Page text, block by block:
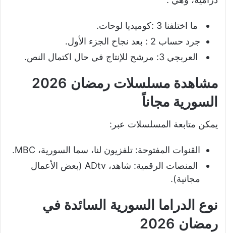
ما اختلفنا 3 :كوميديا لوحات.
جرد حساب 2 : بعد نجاح الجزء الأول.
العربجي 3: مرشح للإنتاج في حال اكتمال النص.
مشاهدة مسلسلات رمضان 2026
السورية مجاناً
يمكن متابعة المسلسلات عبر:
القنوات المفتوحة: تلفزيون لنا، سما السورية، MBC.
المنصات الرقمية: شاهد، ADtv (بعض الأعمال
مجانية).
نوع الدراما السورية السائدة في
رمضان 2026